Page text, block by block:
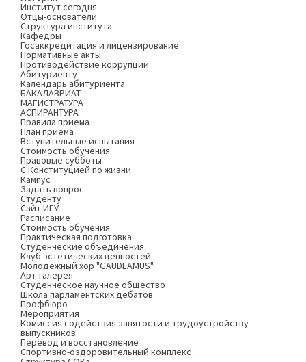
Институт сегодня
Отцы-основатели
Структура института
Кафедры
Госаккредитация и лицензирование
Нормативные акты
Противодействие коррупции
Абитуриенту
Календарь абитуриента
БАКАЛАВРИАТ
МАГИСТРАТУРА
АСПИРАНТУРА
Правила приема
План приема
Вступительные испытания
Стоимость обучения
Правовые субботы
С Конституцией по жизни
Кампус
Задать вопрос
Студенту
Сайт ИГУ
Расписание
Стоимость обучения
Практическая подготовка
Студенческие объединения
Клуб эстетических ценностей
Молодежный хор "GAUDEAMUS"
Арт-галерея
Студенческое научное общество
Школа парламентских дебатов
Профбюро
Мероприятия
Комиссия содействия занятости и трудоустройству
выпускников
Перевод и восстановление
Спортивно-оздоровительный комплекс